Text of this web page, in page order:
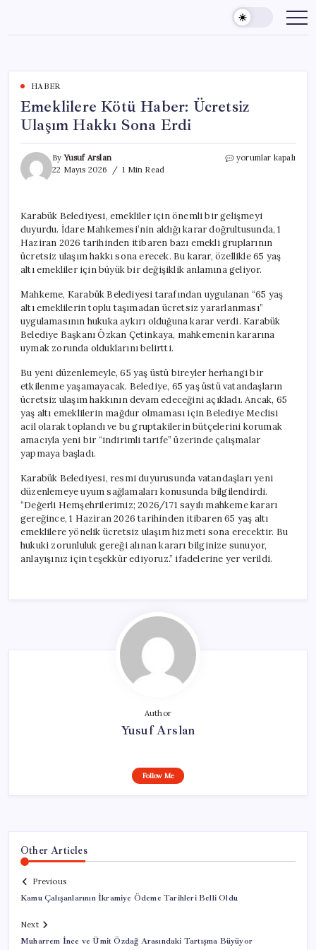
content
HABER
Emeklilere Kötü Haber: Ücretsiz
Ulaşım Hakkı Sona Erdi
ByYusuf Arslan
22 Mayıs 2026
1 Min Read
Emeklilere
Hakkı
Sona
Erdi
için
yorumlar kapalı
Karabük Belediyesi, emekliler için önemli bir gelişmeyi
duyurdu. İdare Mahkemesi’nin aldığı karar doğrultusunda, 1
Haziran 2026 tarihinden itibaren bazı emekli gruplarının
ücretsiz ulaşım hakkı sona erecek. Bu karar, özellikle 65 yaş
altı emekliler için büyük bir değişiklik anlamına geliyor.
Mahkeme, Karabük Belediyesi tarafından uygulanan “65 yaş
altı emeklilerin toplu taşımadan ücretsiz yararlanması”
uygulamasının hukuka aykırı olduğuna karar verdi. Karabük
Belediye Başkanı Özkan Çetinkaya, mahkemenin kararına
uymak zorunda olduklarını belirtti.
Bu yeni düzenlemeyle, 65 yaş üstü bireyler herhangi bir
etkilenme yaşamayacak. Belediye, 65 yaş üstü vatandaşların
ücretsiz ulaşım hakkının devam edeceğini açıkladı. Ancak, 65
yaş altı emeklilerin mağdur olmaması için Belediye Meclisi
acil olarak toplandı ve bu gruptakilerin bütçelerini korumak
amacıyla yeni bir “indirimli tarife” üzerinde çalışmalar
yapmaya başladı.
Karabük Belediyesi, resmi duyurusunda vatandaşları yeni
düzenlemeye uyum sağlamaları konusunda bilgilendirdi.
“Değerli Hemşehrilerimiz; 2026/171 sayılı mahkeme kararı
gereğince, 1 Haziran 2026 tarihinden itibaren 65 yaş altı
emeklilere yönelik ücretsiz ulaşım hizmeti sona erecektir. Bu
hukuki zorunluluk gereği alınan kararı bilginize sunuyor,
anlayışınız için teşekkür ediyoruz.” ifadelerine yer verildi.
Author
Yusuf Arslan
Follow Me
Other Articles
Previous
Kamu Çalışanlarının İkramiye Ödeme Tarihleri Belli Oldu
Next
Muharrem İnce ve Ümit Özdağ Arasındaki Tartışma Büyüyor